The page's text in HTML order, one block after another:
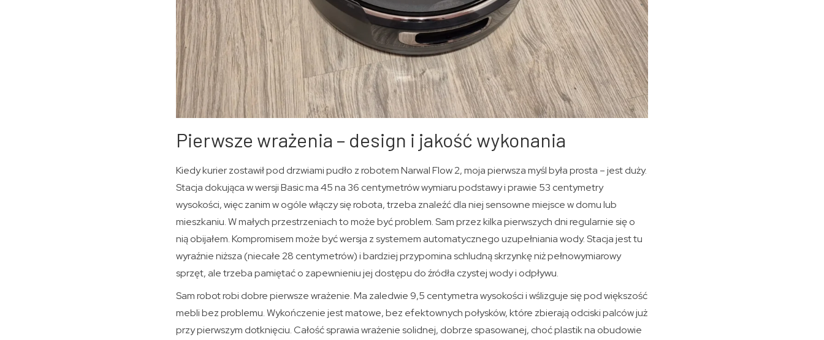
Pierwsze wrażenia – design i jakość wykonania
Kiedy kurier zostawił pod drzwiami pudło z robotem Narwal Flow 2, moja pierwsza myśl była prosta – jest duży.
Stacja dokująca w wersji Basic ma 45 na 36 centymetrów wymiaru podstawy i prawie 53 centymetry
wysokości, więc zanim w ogóle włączy się robota, trzeba znaleźć dla niej sensowne miejsce w domu lub
mieszkaniu. W małych przestrzeniach to może być problem. Sam przez kilka pierwszych dni regularnie się o
nią obijałem. Kompromisem może być wersja z systemem automatycznego uzupełniania wody. Stacja jest tu
wyraźnie niższa (niecałe 28 centymetrów) i bardziej przypomina schludną skrzynkę niż pełnowymiarowy
sprzęt, ale trzeba pamiętać o zapewnieniu jej dostępu do źródła czystej wody i odpływu.
Sam robot robi dobre pierwsze wrażenie. Ma zaledwie 9,5 centymetra wysokości i wślizguje się pod większość
mebli bez problemu. Wykończenie jest matowe, bez efektownych połysków, które zbierają odciski palców już
przy pierwszym dotknięciu. Całość sprawia wrażenie solidnej, dobrze spasowanej, choć plastik na obudowie